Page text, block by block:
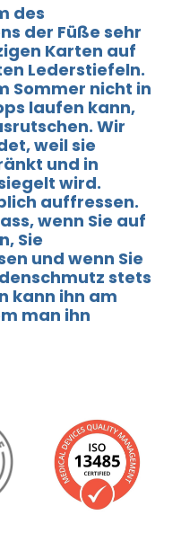
des
der Füße sehr
Karten auf
Lederstiefeln.
Sommer nicht in
laufen kann,
Wir
weil sie
und in
wird.
auffressen.
wenn Sie auf
Sie
und wenn Sie
stets
kann ihn am
man ihn